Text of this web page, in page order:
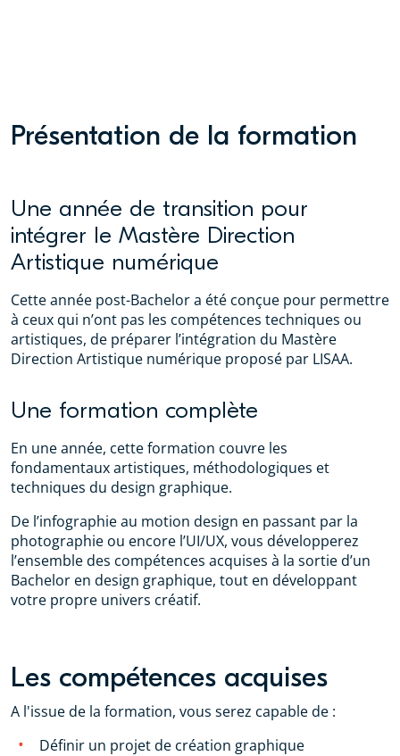
Présentation de la formation
Une année de transition pour
intégrer le Mastère Direction
Artistique numérique
Cette année post-Bachelor a été conçue pour permettre
à ceux qui n’ont pas les compétences techniques ou
artistiques, de préparer l’intégration du Mastère
Direction Artistique numérique proposé par LISAA.
Une formation complète
En une année, cette formation couvre les
fondamentaux artistiques, méthodologiques et
techniques du design graphique.
De l’infographie au motion design en passant par la
photographie ou encore l’UI/UX, vous développerez
l’ensemble des compétences acquises à la sortie d’un
Bachelor en design graphique, tout en développant
votre propre univers créatif.
Les compétences acquises
A l'issue de la formation, vous serez capable de :
Définir un projet de création graphique